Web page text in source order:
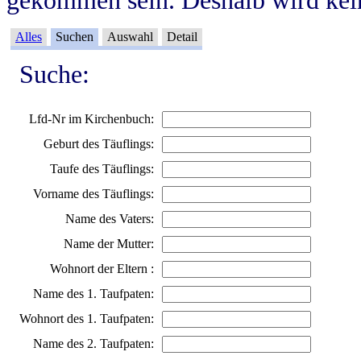
Alles Suchen Auswahl Detail
Suche:
Lfd-Nr im Kirchenbuch:
Geburt des Täuflings:
Taufe des Täuflings:
Vorname des Täuflings:
Name des Vaters:
Name der Mutter:
Wohnort der Eltern :
Name des 1. Taufpaten:
Wohnort des 1. Taufpaten:
Name des 2. Taufpaten: